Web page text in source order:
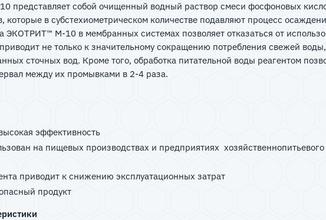
представляет собой очищенный водный раствор смеси фосфоновых
которые в субстехиометрическом количестве подавляют процесс
ЭКОТРИТ™ М-10 в мембранных системах позволяет отказаться от
не только к значительному сокращению потребления свежей
сточных вод. Кроме того, обработка питательной воды реагентом
между их промывками в 2-4 раза.
эффективность
на пищевых производствах и предприятиях
приводит к снижению эксплуатационных затрат
продукт